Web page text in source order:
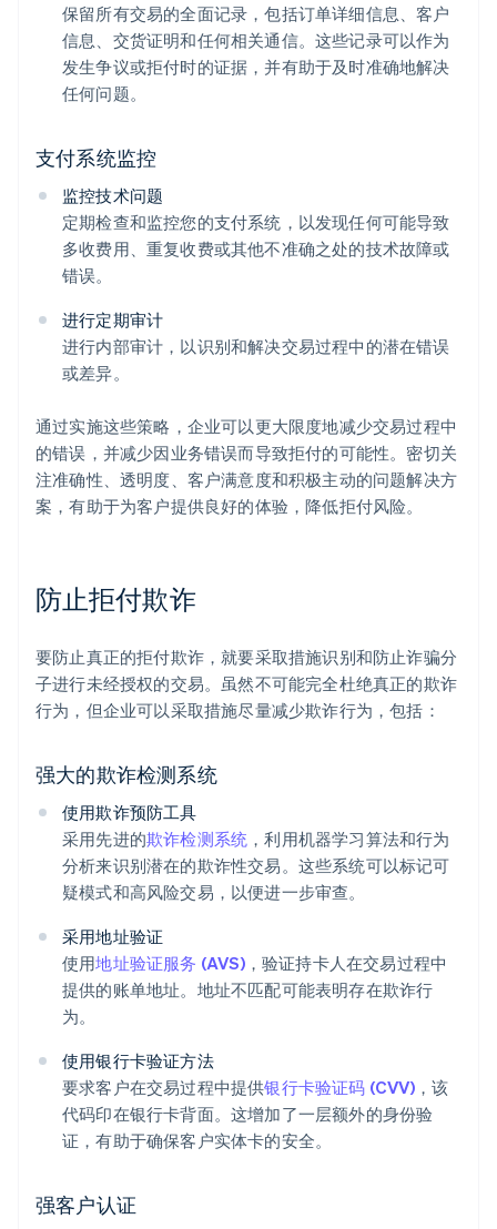
保留所有交易的全面记录，包括订单详细信息、客户
信息、交货证明和任何相关通信。这些记录可以作为
发生争议或拒付时的证据，并有助于及时准确地解决
任何问题。
支付系统监控
监控技术问题
定期检查和监控您的支付系统，以发现任何可能导致
多收费用、重复收费或其他不准确之处的技术故障或
错误。
进行定期审计
进行内部审计，以识别和解决交易过程中的潜在错误
或差异。
通过实施这些策略，企业可以更大限度地减少交易过程中
的错误，并减少因业务错误而导致拒付的可能性。密切关
注准确性、透明度、客户满意度和积极主动的问题解决方
案，有助于为客户提供良好的体验，降低拒付风险。
防止拒付欺诈
要防止真正的拒付欺诈，就要采取措施识别和防止诈骗分
子进行未经授权的交易。虽然不可能完全杜绝真正的欺诈
行为，但企业可以采取措施尽量减少欺诈行为，包括：
强大的欺诈检测系统
使用欺诈预防工具
采用先进的欺诈检测系统 ，利用机器学习算法和行为
分析来识别潜在的欺诈性交易。这些系统可以标记可
疑模式和高风险交易，以便进一步审查。
采用地址验证
使用地址验证服务 (AVS)，验证持卡人在交易过程中
提供的账单地址。地址不匹配可能表明存在欺诈行
为。
使用银行卡验证方法
要求客户在交易过程中提供银行卡验证码 (CVV)，该
代码印在银行卡背面。这增加了一层额外的身份验
证，有助于确保客户实体卡的安全。
强客户认证